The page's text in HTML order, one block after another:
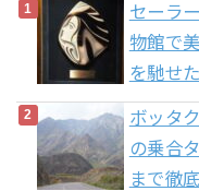
セーラ
物館で
を馳せた
ボッタ
の乗合
まで徹